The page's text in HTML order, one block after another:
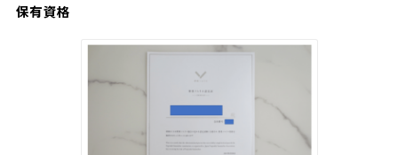
保有資格